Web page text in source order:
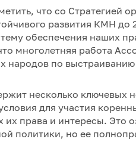
что со Стратегией
развития КМН до
обеспечения наших
многолетняя работа
народов по
несколько ключевых
для участия
их права и интересы. Это
политики, но ее